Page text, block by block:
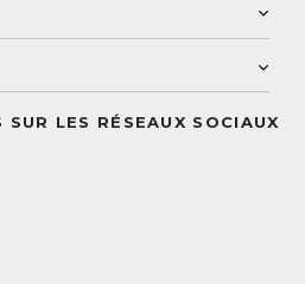
LES RÉSEAUX SOCIAUX